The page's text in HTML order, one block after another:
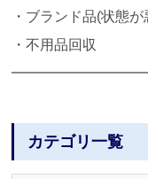
・ブランド品(状態
・不用品回収
カテゴリ一覧